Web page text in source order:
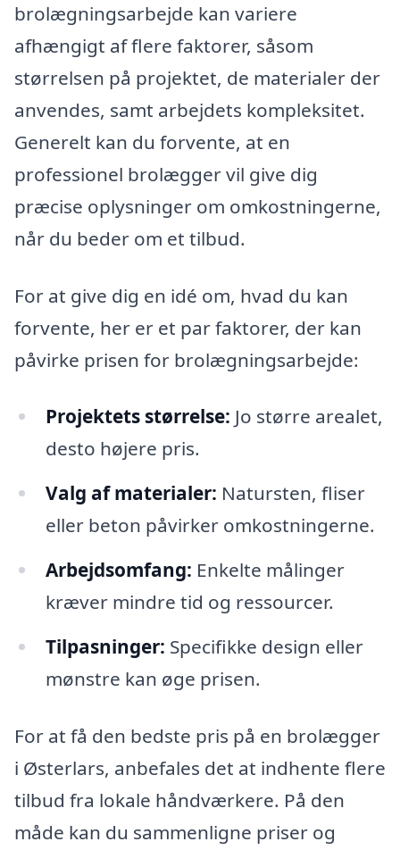
brolægningsarbejde kan variere
afhængigt af flere faktorer, såsom
størrelsen på projektet, de materialer der
anvendes, samt arbejdets kompleksitet.
Generelt kan du forvente, at en
professionel brolægger vil give dig
præcise oplysninger om omkostningerne,
når du beder om et tilbud.
For at give dig en idé om, hvad du kan
forvente, her er et par faktorer, der kan
påvirke prisen for brolægningsarbejde:
Projektets størrelse: Jo større arealet,
desto højere pris.
Valg af materialer: Natursten, fliser
eller beton påvirker omkostningerne.
Arbejdsomfang: Enkelte målinger
kræver mindre tid og ressourcer.
Tilpasninger: Specifikke design eller
mønstre kan øge prisen.
For at få den bedste pris på en brolægger
i Østerlars, anbefales det at indhente flere
tilbud fra lokale håndværkere. På den
måde kan du sammenligne priser og